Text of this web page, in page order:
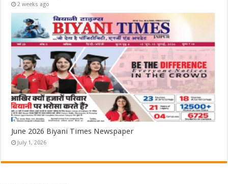
2 weeks ago
June 2026 Biyani Times Newspaper
July 1, 2026